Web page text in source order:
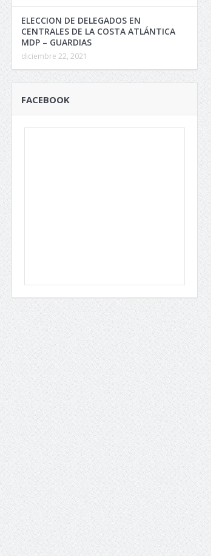
ELECCION DE DELEGADOS EN
CENTRALES DE LA COSTA ATLÁNTICA
MDP – GUARDIAS
diciembre 22, 2021
FACEBOOK